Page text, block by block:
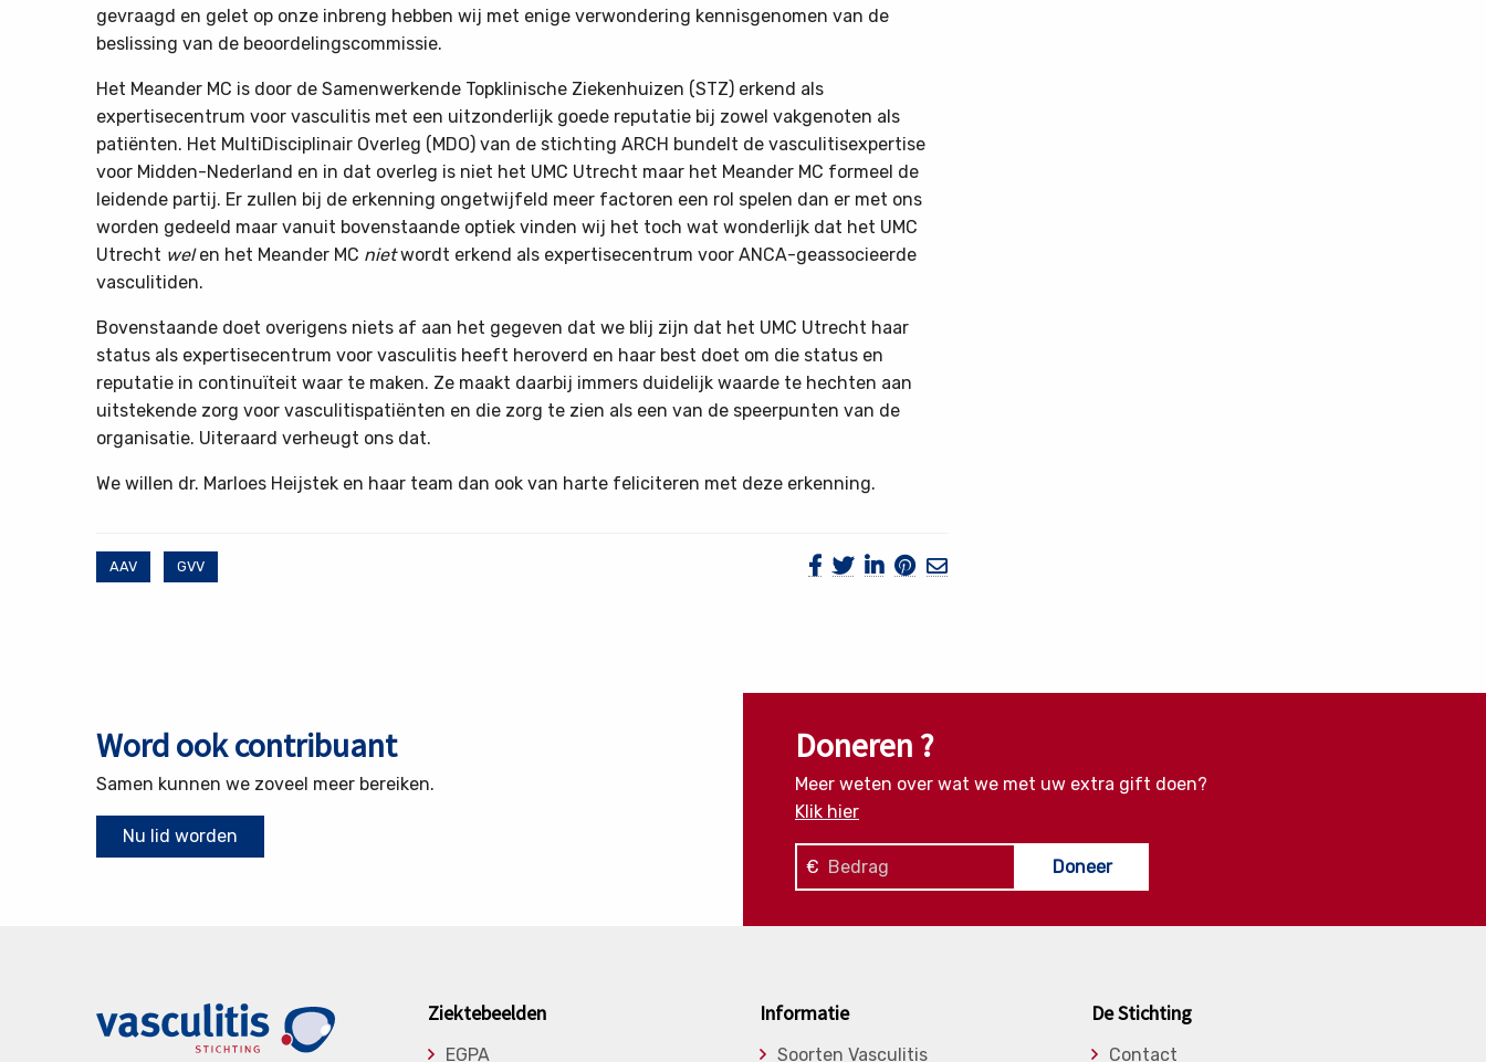
gevraagd en gelet op onze inbreng hebben wij met enige verwondering kennisgenomen van de
beslissing van de beoordelingscommissie.
Het Meander MC is door de Samenwerkende Topklinische Ziekenhuizen (STZ) erkend als
expertisecentrum voor vasculitis met een uitzonderlijk goede reputatie bij zowel vakgenoten als
patiënten. Het MultiDisciplinair Overleg (MDO) van de stichting ARCH bundelt de vasculitisexpertise
voor Midden-Nederland en in dat overleg is niet het UMC Utrecht maar het Meander MC formeel de
leidende partij. Er zullen bij de erkenning ongetwijfeld meer factoren een rol spelen dan er met ons
worden gedeeld maar vanuit bovenstaande optiek vinden wij het toch wat wonderlijk dat het UMC
Utrecht welen het Meander MC nietwordt erkend als expertisecentrum voor ANCA-geassocieerde
vasculitiden.
Bovenstaande doet overigens niets af aan het gegeven dat we blij zijn dat het UMC Utrecht haar
status als expertisecentrum voor vasculitis heeft heroverd en haar best doet om die status en
reputatie in continuïteit waar te maken. Ze maakt daarbij immers duidelijk waarde te hechten aan
uitstekende zorg voor vasculitispatiënten en die zorg te zien als een van de speerpunten van de
organisatie. Uiteraard verheugt ons dat.
We willen dr. Marloes Heijstek en haar team dan ook van harte feliciteren met deze erkenning.
AAV GVV
Word ook contribuant
Samen kunnen we zoveel meer bereiken.
Nu lid worden
Doneren ?
Meer weten over wat we met uw extra gift doen?
Klik hier
€ Doneer
Ziektebeelden
EGPA
Informatie
Soorten Vasculitis
De Stichting
Contact